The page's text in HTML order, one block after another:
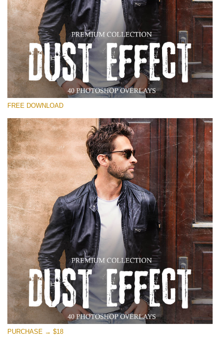
Выберите Вариант
Free Photoshop Overlay
Small 800*533px
Dust Effect
(40 Overlays)
Entire Collection
(1783 Overlays)
Large 6000*4000px
Скачать Бесплатно
FREE DOWNLOAD
PURCHASE → $18